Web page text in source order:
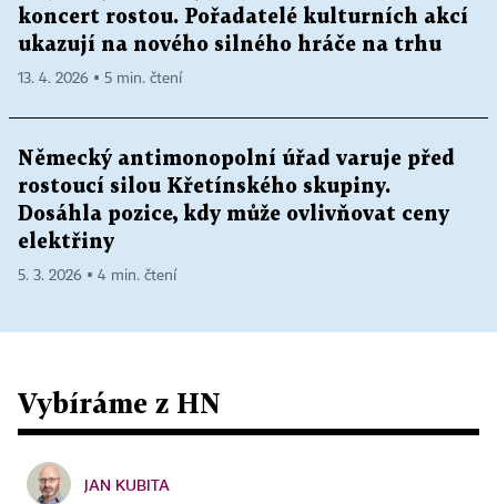
koncert rostou. Pořadatelé kulturních akcí
ukazují na nového silného hráče na trhu
13. 4. 2026 ▪ 5 min. čtení
Německý antimonopolní úřad varuje před
rostoucí silou Křetínského skupiny.
Dosáhla pozice, kdy může ovlivňovat ceny
elektřiny
5. 3. 2026 ▪ 4 min. čtení
Vybíráme z HN
JAN KUBITA